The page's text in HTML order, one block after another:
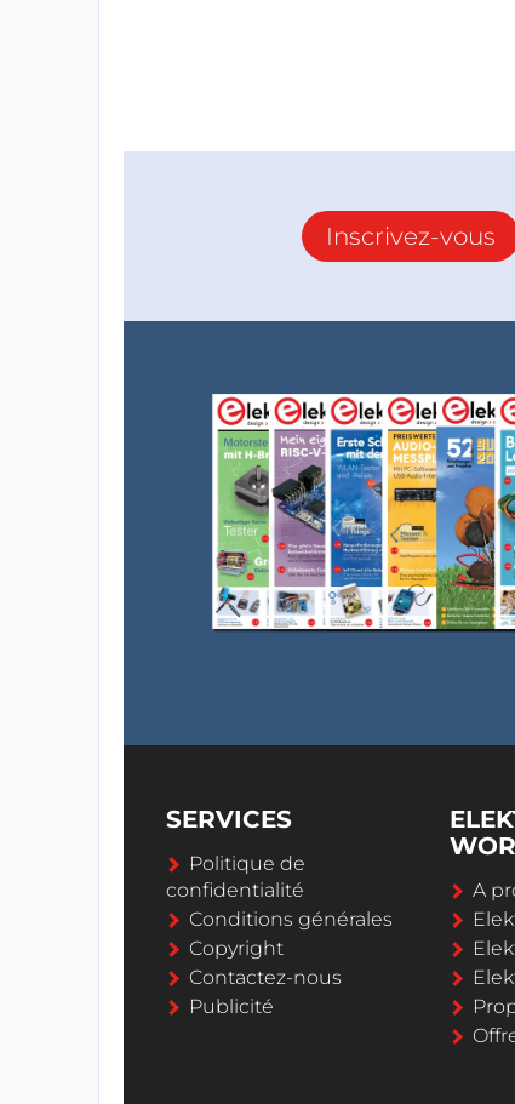
Inscrivez-vous
SERVICES
Politique de
confidentialité
Conditions générales
Copyright
Contactez-nous
Publicité
A